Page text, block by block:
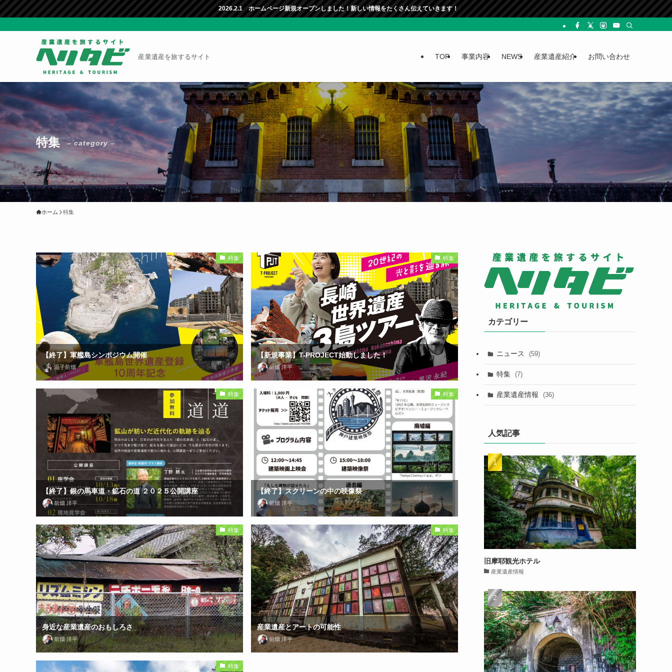
2026.2.1 ホームページ新規オープンしました！新しい情報をたくさん伝えていきます！
産業遺産を旅するサイト TOP 事業内容 NEWS 産業遺産紹介 お問い合わせ
特集 – category –
ホーム 特集
特集
【終了】軍艦島シンポジウム開催
温子前畑
特集
【新規事業】T-PROJECT始動しました！
前畑 洋平
特集
【終了】銀の馬車道・鉱石の道 ２０２５公開講座
前畑 洋平
特集
【終了】スクリーンの中の映像祭
前畑 洋平
特集
身近な産業遺産のおもしろさ
前畑 洋平
特集
産業遺産とアートの可能性
前畑 洋平
特集
カテゴリー
ニュース (59)
特集 (7)
産業遺産情報 (36)
人気記事
旧摩耶観光ホテル
産業遺産情報